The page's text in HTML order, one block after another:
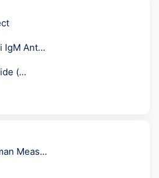
IgM Ant...
(...
Meas...